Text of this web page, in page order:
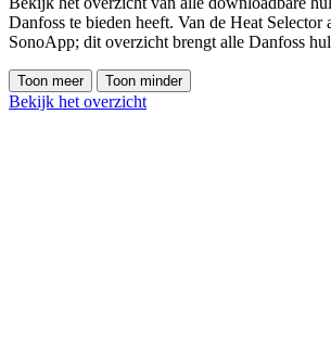
Danfoss te bieden heeft. Van de Heat Selector
SonoApp; dit overzicht brengt alle Danfoss
Toon meer Toon minder
Bekijk het overzicht